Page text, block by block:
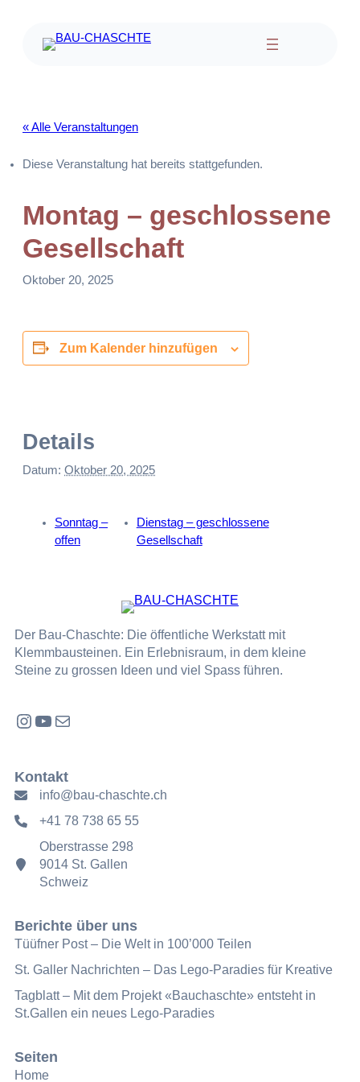
« Alle Veranstaltungen
Diese Veranstaltung hat bereits stattgefunden.
Montag – geschlossene
Gesellschaft
Oktober 20, 2025
Zum Kalender hinzufügen
Details
Datum: Oktober 20, 2025
Sonntag –
offen
Dienstag – geschlossene
Gesellschaft
Der Bau-Chaschte: Die öffentliche Werkstatt mit
Klemmbausteinen. Ein Erlebnisraum, in dem kleine
Steine zu grossen Ideen und viel Spass führen.
Instagram YouTube E-Mail
Kontakt
info@bau-chaschte.ch
+41 78 738 65 55
Oberstrasse 298
9014 St. Gallen
Schweiz
Berichte über uns
Tüüfner Post – Die Welt in 100’000 Teilen
St. Galler Nachrichten – Das Lego-Paradies für Kreative
Tagblatt – Mit dem Projekt «Bauchaschte» entsteht in
St.Gallen ein neues Lego-Paradies
Seiten
Home